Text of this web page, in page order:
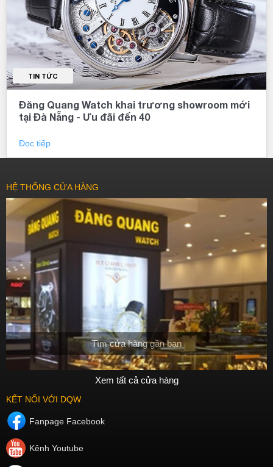
TIN TỨC
Đăng Quang Watch khai trương showroom mới
tại Đà Nẵng - Ưu đãi đến 40
Đọc tiếp
HỆ THỐNG CỬA HÀNG
Tìm cửa hàng gần bạn
Xem tất cả cửa hàng
KẾT NỐI VỚI DQW
Fanpage Facebook
Kênh Youtube